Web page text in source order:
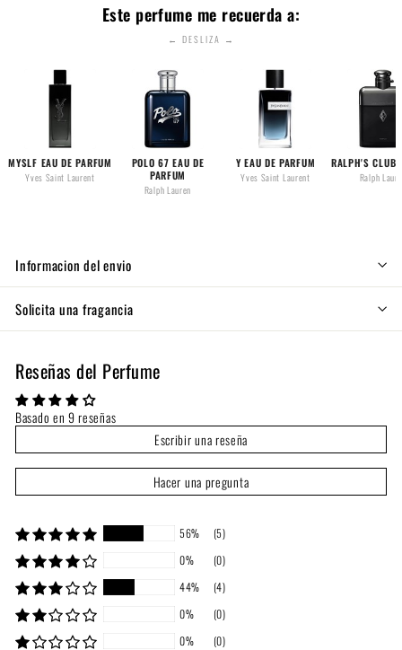
Este perfume me recuerda a:
← DESLIZA →
MYSLF EAU DE PARFUM
Yves Saint Laurent
POLO 67 EAU DE
PARFUM
Ralph Lauren
Y EAU DE PARFUM
Yves Saint Laurent
RALPH'S CLUB
Ralph
Informacion del envio
Solicita una fragancia
Reseñas del Perfume
Basado en 9 reseñas
Escribir una reseña
Hacer una pregunta
56%
(5)
0%
(0)
44%
(4)
0%
(0)
0%
(0)